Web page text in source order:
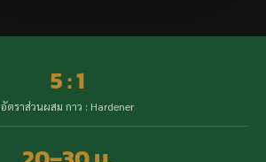
5 : 1
อัตราส่วนผสม กาว : Hardener